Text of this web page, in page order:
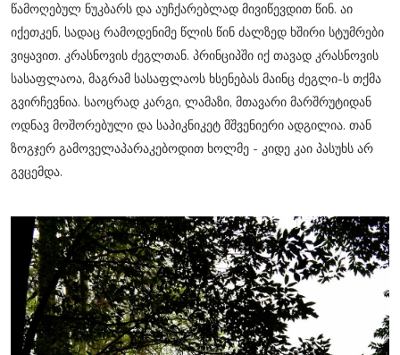
წამოღებულ ნუკბარს და აუჩქარებლად მივიწევდით წინ. აი
იქეთკენ, სადაც რამოდენიმე წლის წინ ძალზედ ხშირი სტუმრები
ვიყავით. კრასნოვის ძეგლთან. პრინციპში იქ თავად კრასნოვის
სასაფლაოა, მაგრამ სასაფლაოს ხსენებას მაინც ძეგლი-ს თქმა
გვირჩევნია. საოცრად კარგი, ლამაზი, მთავარი მარშრუტიდან
ოდნავ მოშორებული და საპიკნიკეტ მშვენიერი ადგილია. თან
ზოგჯერ გამოველაპარაკებოდით ხოლმე - კიდე კაი პასუხს არ
გვცემდა.